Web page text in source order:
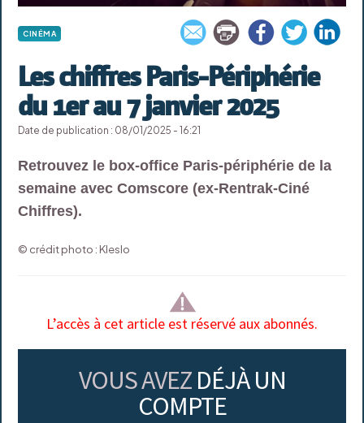
CINÉMA
Les chiffres Paris-Périphérie
du 1er au 7 janvier 2025
Date de publication : 08/01/2025 - 16:21
Retrouvez le box-office Paris-périphérie de la
semaine avec Comscore (ex-Rentrak-Ciné
Chiffres).
© crédit photo : Kleslo
L’accès à cet article est réservé aux abonnés.
VOUS AVEZ DÉJÀ UN
COMPTE